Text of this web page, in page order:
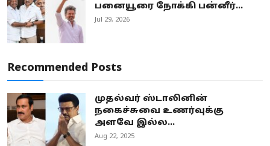
பனையூரை நோக்கி பன்னீர்...
Jul 29, 2026
Recommended Posts
முதல்வர் ஸ்டாலினின்
நகைச்சுவை உணர்வுக்கு
அளவே இல்ல...
Aug 22, 2025